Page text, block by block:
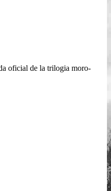
oficial de la trilogia moro-